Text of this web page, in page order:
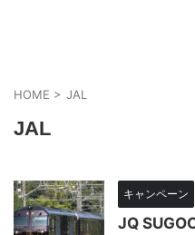
HOME > JAL
JAL
キャンペーン
JQ